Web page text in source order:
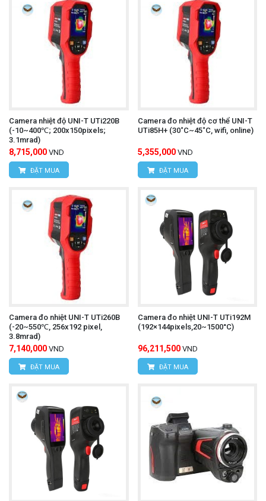
Camera nhiệt độ UNI-T UTi220B
(-10~400℃; 200x150pixels;
3.1mrad)
8,715,000 VND
ĐẶT MUA
Camera đo nhiệt độ cơ thể UNI-T
UTi85H+ (30˚C~45˚C, wifi, online)
5,355,000 VND
ĐẶT MUA
Camera đo nhiệt UNI-T UTi260B
(-20~550℃, 256x192 pixel,
3.8mrad)
7,140,000 VND
ĐẶT MUA
Camera đo nhiệt UNI-T UTi192M
(192×144pixels,20~1500°C)
96,211,500 VND
ĐẶT MUA